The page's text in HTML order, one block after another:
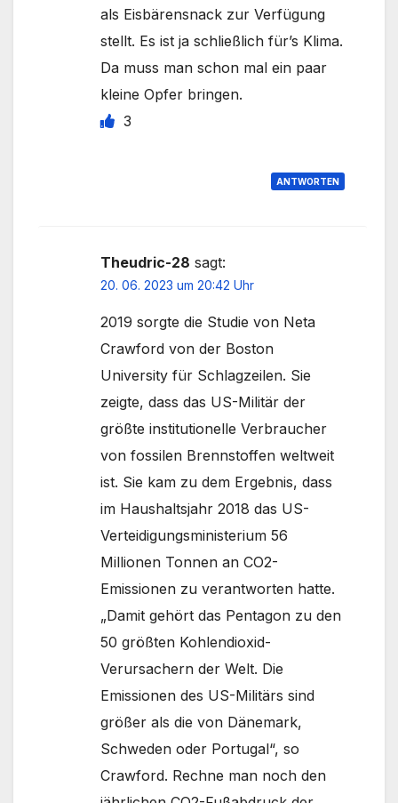
als Eisbärensnack zur Verfügung
stellt. Es ist ja schließlich für’s Klima.
Da muss man schon mal ein paar
kleine Opfer bringen.
3
ANTWORTEN
Theudric-28 sagt:
20. 06. 2023 um 20:42 Uhr
2019 sorgte die Studie von Neta
Crawford von der Boston
University für Schlagzeilen. Sie
zeigte, dass das US-Militär der
größte institutionelle Verbraucher
von fossilen Brennstoffen weltweit
ist. Sie kam zu dem Ergebnis, dass
im Haushaltsjahr 2018 das US-
Verteidigungsministerium 56
Millionen Tonnen an CO2-
Emissionen zu verantworten hatte.
„Damit gehört das Pentagon zu den
50 größten Kohlendioxid-
Verursachern der Welt. Die
Emissionen des US-Militärs sind
größer als die von Dänemark,
Schweden oder Portugal“, so
Crawford. Rechne man noch den